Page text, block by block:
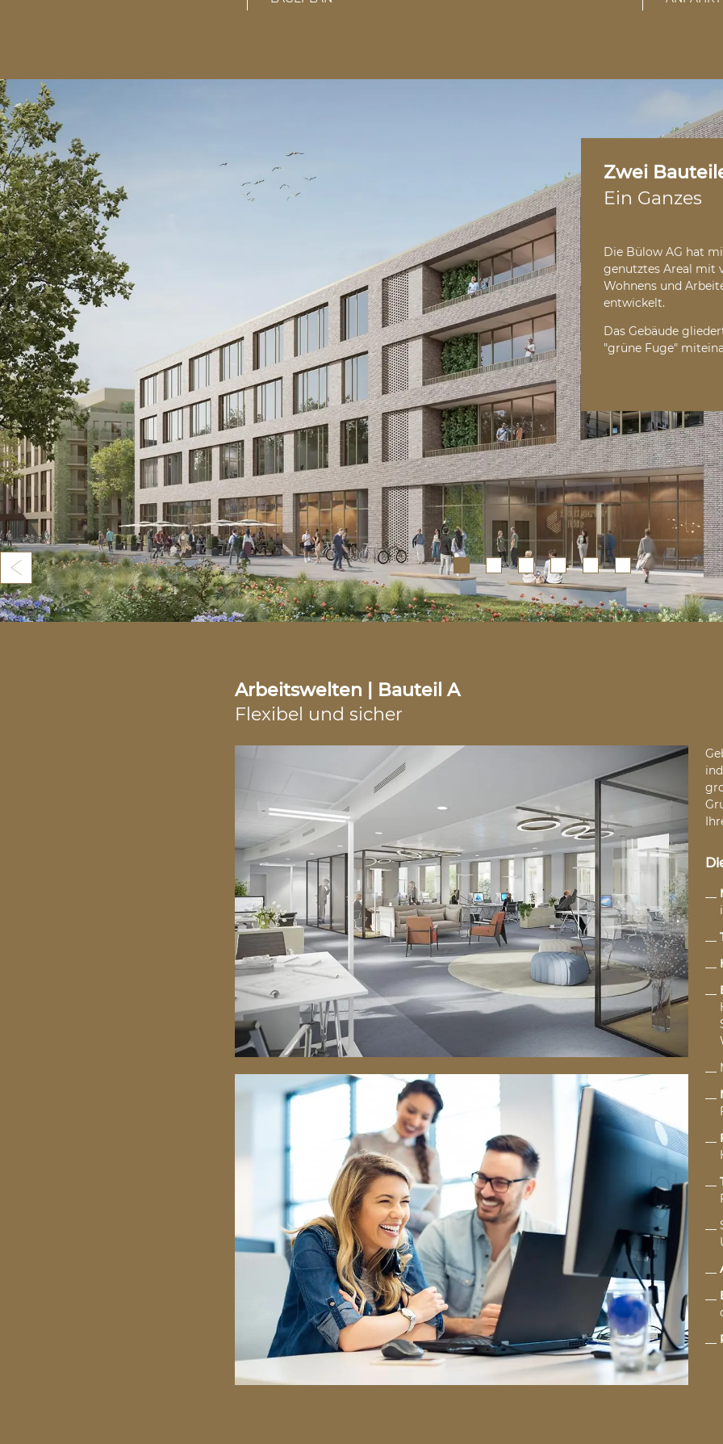
Zwei
Ein Ganzes
Die Bülow AG hat
genutztes Areal mit
Wohnens und
entwickelt.
Das Gebäude
"grüne Fuge"
Zurück
Bauteil Aist
Außenbereich und
Bauteil Bwird
südlichen Bereich
Apartments und 45
begrünten Innenhof.
1 2 3 4 5 6
Arbeitswelten | Bauteil A
Flexibel und sicher